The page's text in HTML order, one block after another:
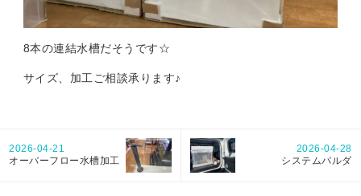
8本の連結水槽だそうです☆
サイズ、加工ご相談承ります♪
2026-04-21
オーバーフロー水槽加工
2026-04-28
システムパルダ